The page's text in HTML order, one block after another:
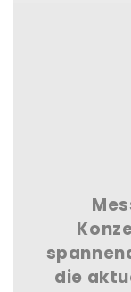
die